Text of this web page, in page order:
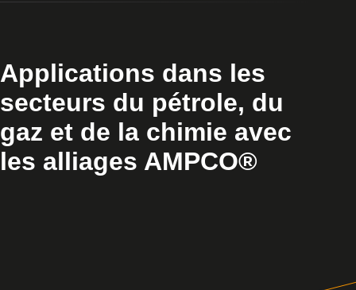
Applications dans les
secteurs du pétrole, du
gaz et de la chimie avec
les alliages AMPCO®